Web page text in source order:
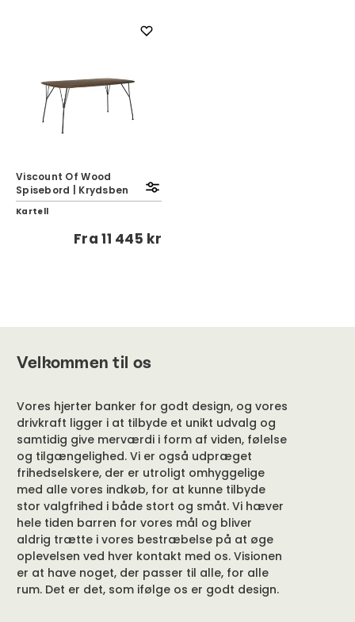
Viscount Of Wood
Spisebord | Krydsben
Kartell
Fra11 445 kr
Velkommen til os
Vores hjerter banker for godt design, og vores
drivkraft ligger i at tilbyde et unikt udvalg og
samtidig give merværdi i form af viden, følelse
og tilgængelighed. Vi er også udpræget
frihedselskere, der er utroligt omhyggelige
med alle vores indkøb, for at kunne tilbyde
stor valgfrihed i både stort og småt. Vi hæver
hele tiden barren for vores mål og bliver
aldrig trætte i vores bestræbelse på at øge
oplevelsen ved hver kontakt med os. Visionen
er at have noget, der passer til alle, for alle
rum. Det er det, som ifølge os er godt design.